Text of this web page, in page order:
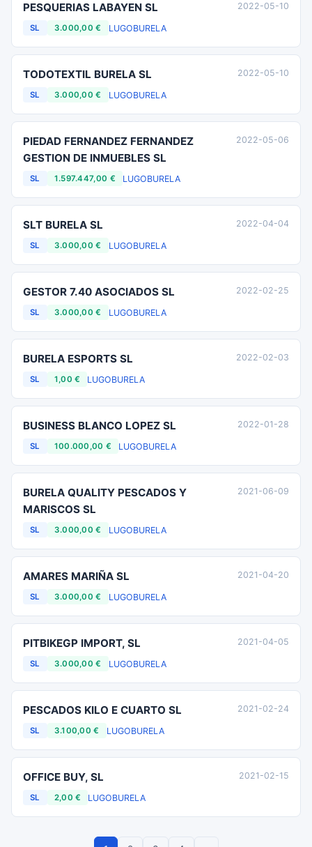
PESQUERIAS LABAYEN SL
SL 3.000,00 € LUGOBURELA
2022-05-10
TODOTEXTIL BURELA SL
SL 3.000,00 € LUGOBURELA
2022-05-10
PIEDAD FERNANDEZ FERNANDEZ
GESTION DE INMUEBLES SL
SL 1.597.447,00 € LUGOBURELA
2022-05-06
SLT BURELA SL
SL 3.000,00 € LUGOBURELA
2022-04-04
GESTOR 7.40 ASOCIADOS SL
SL 3.000,00 € LUGOBURELA
2022-02-25
BURELA ESPORTS SL
SL 1,00 € LUGOBURELA
2022-02-03
BUSINESS BLANCO LOPEZ SL
SL 100.000,00 € LUGOBURELA
2022-01-28
BURELA QUALITY PESCADOS Y
MARISCOS SL
SL 3.000,00 € LUGOBURELA
2021-06-09
AMARES MARIÑA SL
SL 3.000,00 € LUGOBURELA
2021-04-20
PITBIKEGP IMPORT, SL
SL 3.000,00 € LUGOBURELA
2021-04-05
PESCADOS KILO E CUARTO SL
SL 3.100,00 € LUGOBURELA
2021-02-24
OFFICE BUY, SL
SL 2,00 € LUGOBURELA
2021-02-15